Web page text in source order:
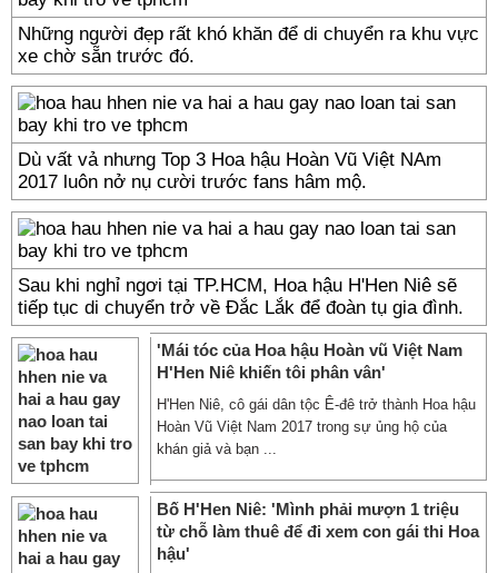
Những người đẹp rất khó khăn để di chuyển ra khu vực
xe chờ sẵn trước đó.
Dù vất vả nhưng Top 3 Hoa hậu Hoàn Vũ Việt NAm
2017 luôn nở nụ cười trước fans hâm mộ.
Sau khi nghỉ ngơi tại TP.HCM, Hoa hậu H'Hen Niê sẽ
tiếp tục di chuyển trở về Đắc Lắk để đoàn tụ gia đình.
'Mái tóc của Hoa hậu Hoàn vũ Việt Nam
H'Hen Niê khiến tôi phân vân'
H'Hen Niê, cô gái dân tộc Ê-đê trở thành Hoa hậu
Hoàn Vũ Việt Nam 2017 trong sự ủng hộ của
khán giả và bạn ...
Bố H'Hen Niê: 'Mình phải mượn 1 triệu
từ chỗ làm thuê để đi xem con gái thi Hoa
hậu'